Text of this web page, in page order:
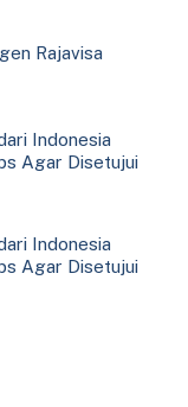
Rajavisa
Indonesia
Agar Disetujui
Indonesia
Agar Disetujui